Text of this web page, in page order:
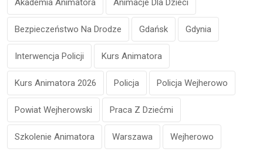
Akademia Animatora Animacje Dla Dzieci
Bezpieczeństwo Na Drodze Gdańsk Gdynia
Interwencja Policji Kurs Animatora
Kurs Animatora 2026 Policja Policja Wejherowo
Powiat Wejherowski Praca Z Dziećmi
Szkolenie Animatora Warszawa Wejherowo